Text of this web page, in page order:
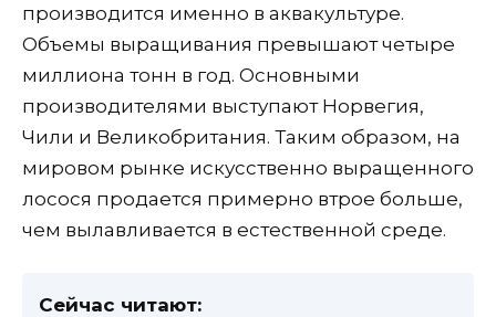
производится именно в аквакультуре.
Объемы выращивания превышают четыре
миллиона тонн в год. Основными
производителями выступают Норвегия,
Чили и Великобритания. Таким образом, на
мировом рынке искусственно выращенного
лосося продается примерно втрое больше,
чем вылавливается в естественной среде.
Сейчас читают: